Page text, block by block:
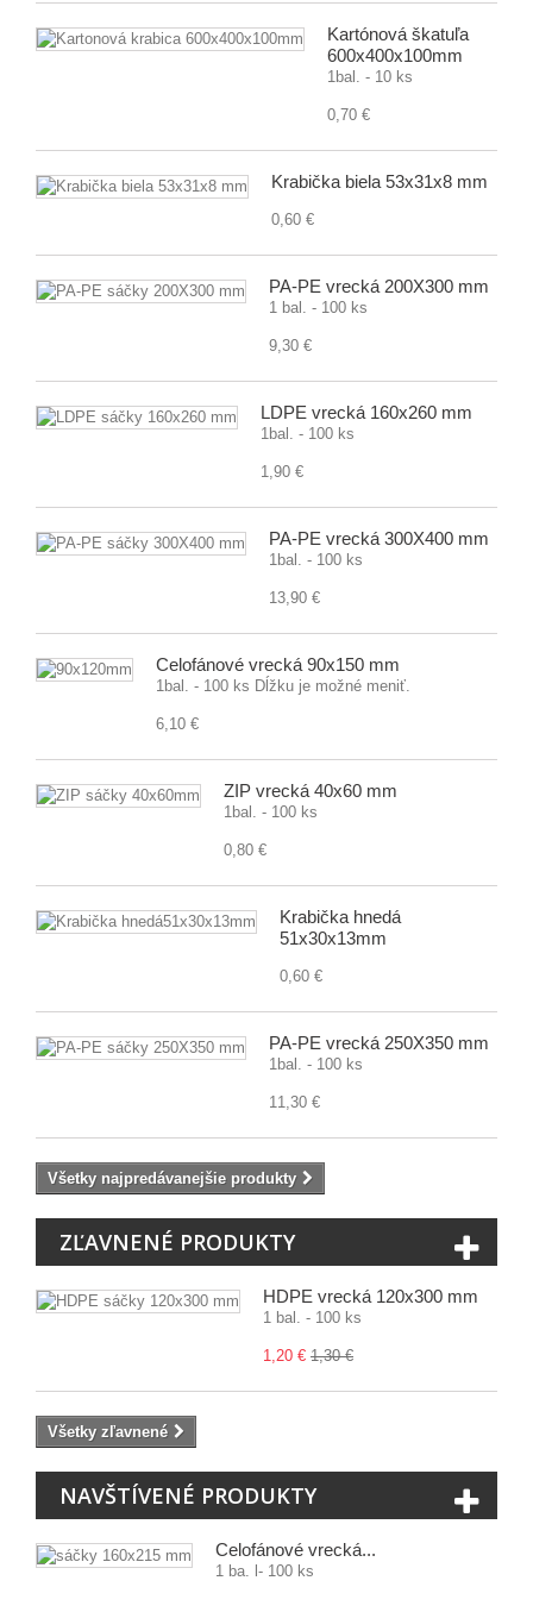
Kartónová škatuľa
600x400x100mm
1bal. - 10 ks
0,70 €
Krabička biela 53x31x8 mm
0,60 €
PA-PE vrecká 200X300 mm
1 bal. - 100 ks
9,30 €
LDPE vrecká 160x260 mm
1bal. - 100 ks
1,90 €
PA-PE vrecká 300X400 mm
1bal. - 100 ks
13,90 €
Celofánové vrecká 90x150 mm
1bal. - 100 ks Dĺžku je možné meniť.
6,10 €
ZIP vrecká 40x60 mm
1bal. - 100 ks
0,80 €
Krabička hnedá
51x30x13mm
0,60 €
PA-PE vrecká 250X350 mm
1bal. - 100 ks
11,30 €
Všetky najpredávanejšie produkty
ZĽAVNENÉ PRODUKTY
HDPE vrecká 120x300 mm
1 bal. - 100 ks
1,20 € 1,30 €
Všetky zľavnené
NAVŠTÍVENÉ PRODUKTY
Celofánové vrecká...
1 ba. l- 100 ks